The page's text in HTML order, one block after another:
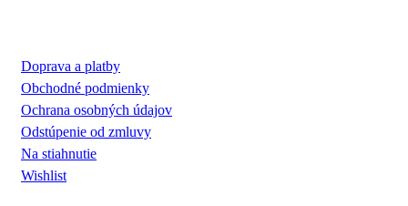
Doprava a platby
Obchodné podmienky
Ochrana osobných údajov
Odstúpenie od zmluvy
Na stiahnutie
Wishlist